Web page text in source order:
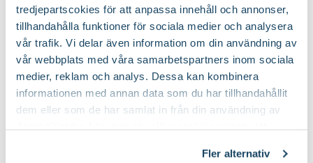
tredjepartscokies för att anpassa innehåll och annonser,
tillhandahålla funktioner för sociala medier och analysera
vår trafik. Vi delar även information om din användning av
vår webbplats med våra samarbetspartners inom sociala
medier, reklam och analys. Dessa kan kombinera
informationen med annan data som du har tillhandahållit
dem eller som de har samlat in från din användning av
Fler alternativ
Online
I lager
Till Produkten
till Såjord produktsida
Populära odlingstillbehör